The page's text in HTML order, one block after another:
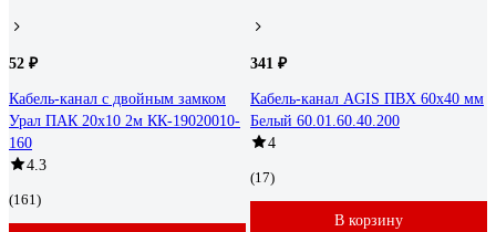
52 ₽
Кабель-канал с двойным замком
Урал ПАК 20х10 2м КК-19020010-
160
4.3
(161)
341 ₽
Кабель-канал AGIS ПВХ 60x40 мм
Белый 60.01.60.40.200
4
(17)
В корзину